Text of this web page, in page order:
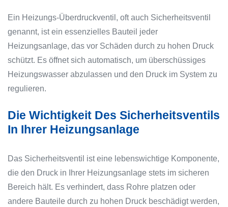
Ein Heizungs-Überdruckventil, oft auch Sicherheitsventil
genannt, ist ein essenzielles Bauteil jeder
Heizungsanlage, das vor Schäden durch zu hohen Druck
schützt. Es öffnet sich automatisch, um überschüssiges
Heizungswasser abzulassen und den Druck im System zu
regulieren.
Die Wichtigkeit Des Sicherheitsventils
In Ihrer Heizungsanlage
Das Sicherheitsventil ist eine lebenswichtige Komponente,
die den Druck in Ihrer Heizungsanlage stets im sicheren
Bereich hält. Es verhindert, dass Rohre platzen oder
andere Bauteile durch zu hohen Druck beschädigt werden,